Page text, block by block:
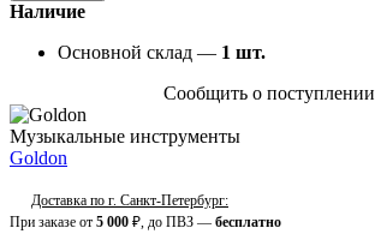
Наличие
Основной склад — 1 шт.
Сообщить о поступлении
Музыкальные инструменты
Goldon
Доставка по г. Санкт-Петербург:
При заказе от 5 000 ₽, до ПВЗ — бесплатно